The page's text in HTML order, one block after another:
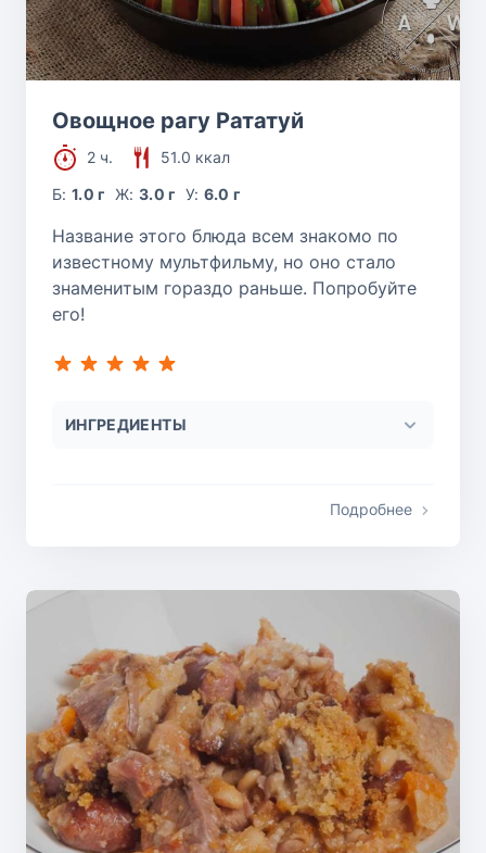
Овощное рагу Рататуй
2 ч.
51.0 ккал
Б:1.0 г Ж: 3.0 г У: 6.0 г
Название этого блюда всем знакомо по
известному мультфильму, но оно стало
знаменитым гораздо раньше. Попробуйте
его!
ИНГРЕДИЕНТЫ
Подробнее